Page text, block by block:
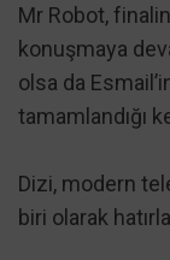
Mr Robot,
konuşmaya
olsa da
tamamlandığı
Dizi, modern
biri olarak